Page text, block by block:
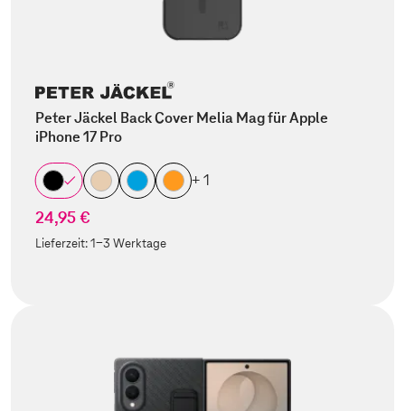
Peter Jäckel Back Cover Melia Mag für Apple
iPhone 17 Pro
+ 1
24,95 €
Lieferzeit:1-3 Werktage